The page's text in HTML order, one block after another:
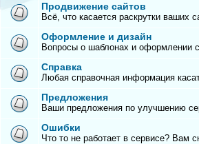
Продвижение сайтов
Всё, что касается раскрутки ваших
Оформление и дизайн
Вопросы о шаблонах и оформлении
Справка
Любая справочная информация
Предложения
Ваши предложения по улучшению
Ошибки
Что то не работает в сервисе? Вам